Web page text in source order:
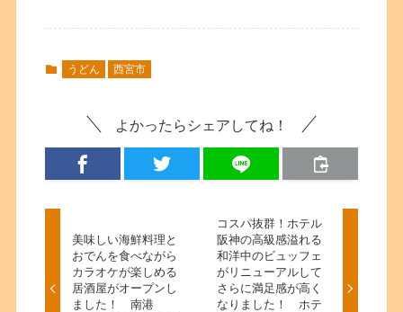
うどん 西宮市
よかったらシェアしてね！
美味しい海鮮料理と
おでんを食べながら
カラオケが楽しめる
居酒屋がオープンし
ました！ 南港
コスパ抜群！ホテル
阪神の高級感溢れる
和洋中のビュッフェ
がリニューアルして
さらに満足感が高く
なりました！ ホテ